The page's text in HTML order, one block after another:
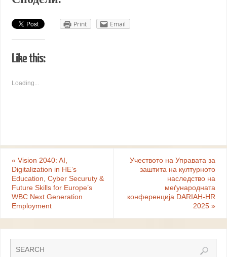
Print Email
Like this:
Loading...
« Vision 2040: AI,
Digitalization in HE’s
Education, Cyber Securuty &
Future Skills for Europe’s
WBC Next Generation
Employment
Учеството на Управата за
заштита на културното
наследство на
меѓународната
конференција DARIAH-HR
2025»